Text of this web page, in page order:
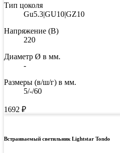
Тип цоколя
Gu5.3|GU10|GZ10
Напряжение (В)
220
Диаметр Ø в мм.
-
Размеры (в/ш/г) в мм.
5/-/60
1692 ₽
Встраиваемый светильник Lightstar Tondo